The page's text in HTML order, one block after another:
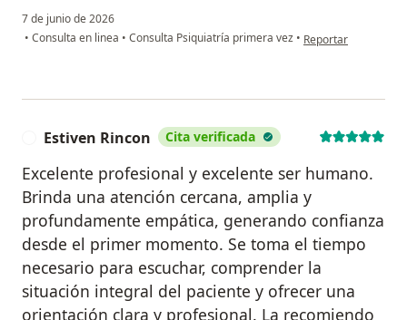
7 de junio de 2026
• Consulta en linea • Consulta Psiquiatría primera vez • en opinión del
Reportar
Estiven Rincon Cita verificada
Excelente profesional y excelente ser humano.
Brinda una atención cercana, amplia y
profundamente empática, generando confianza
desde el primer momento. Se toma el tiempo
necesario para escuchar, comprender la
situación integral del paciente y ofrecer una
orientación clara y profesional. La recomiendo